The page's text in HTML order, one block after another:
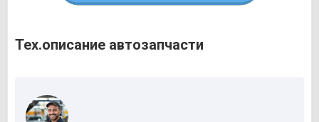
Тех.описание автозапчасти